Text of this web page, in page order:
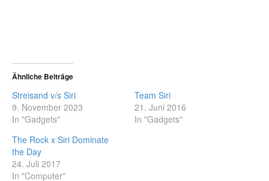
Ähnliche Beiträge
Streisand v/s Siri
9. November 2023
In "Gadgets"
Team Siri
21. Juni 2016
In "Gadgets"
The Rock x Siri Dominate
the Day
24. Juli 2017
In "Computer"